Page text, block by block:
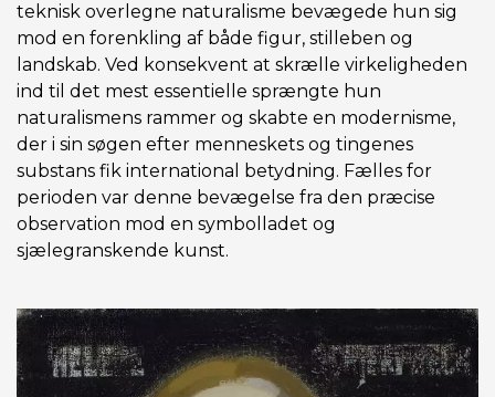
teknisk overlegne naturalisme bevægede hun sig
mod en forenkling af både figur, stilleben og
landskab. Ved konsekvent at skrælle virkeligheden
ind til det mest essentielle sprængte hun
naturalismens rammer og skabte en modernisme,
der i sin søgen efter menneskets og tingenes
substans fik international betydning. Fælles for
perioden var denne bevægelse fra den præcise
observation mod en symbolladet og
sjælegranskende kunst.